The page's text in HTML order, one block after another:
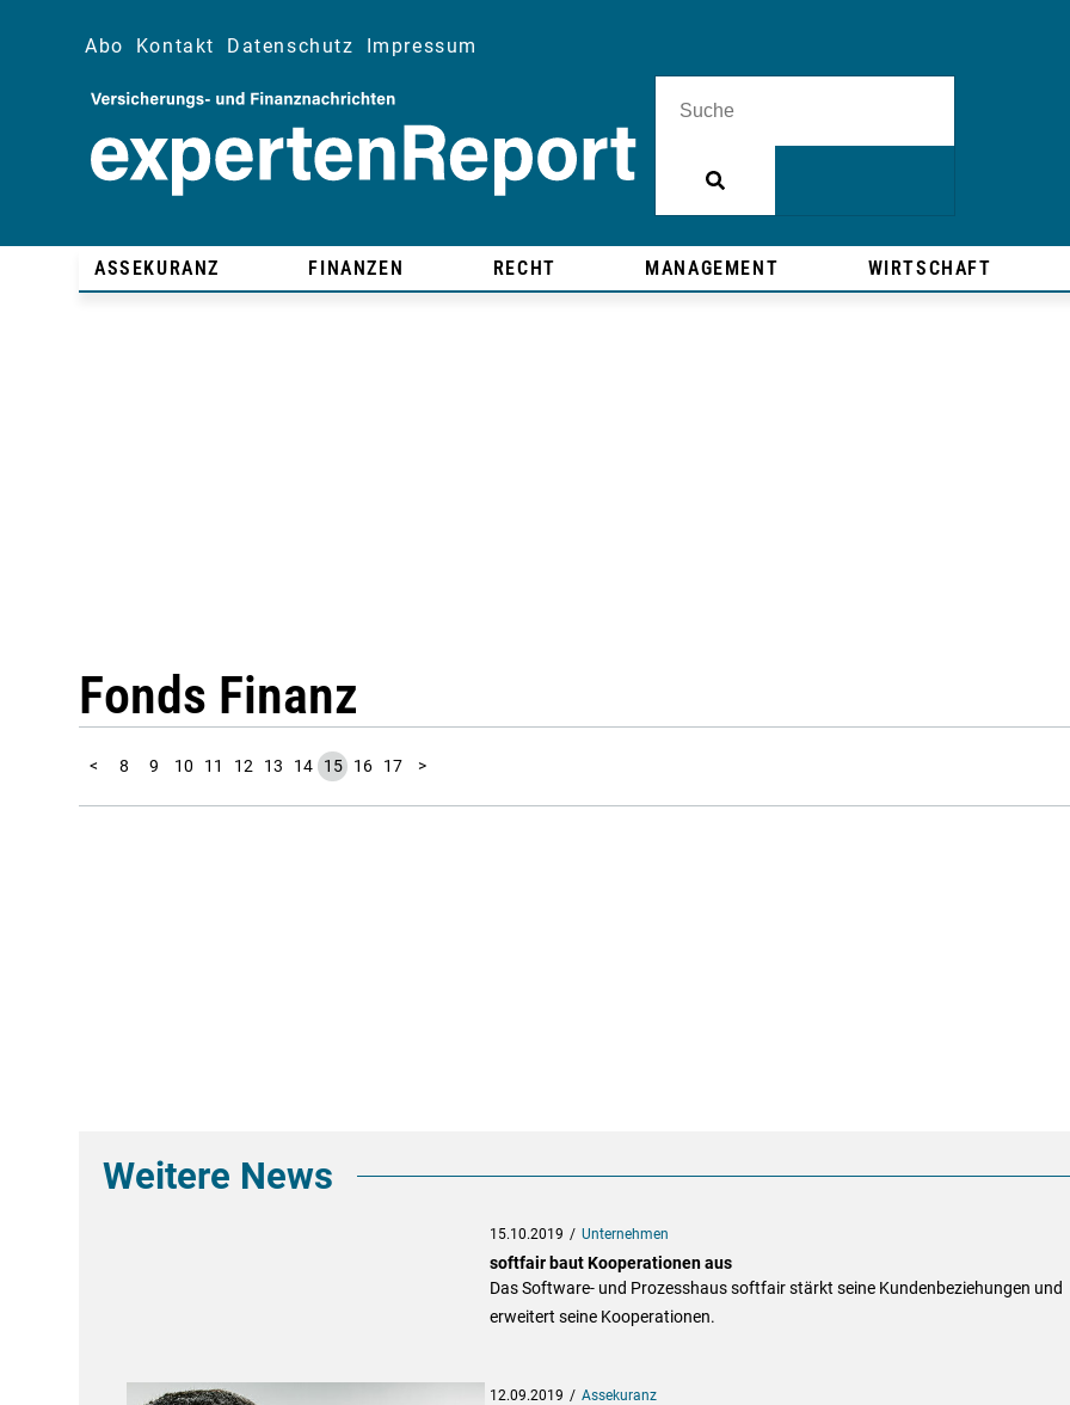
Abo Kontakt Datenschutz Impressum
ASSEKURANZ FINANZEN RECHT MANAGEMENT WIRTSCHAFT
Fonds Finanz
<
1
2
3
4
5
6
7 8 9 10 11 12 13 14 15 16 17 >
Weitere News
15.10.2019 Unternehmen
softfair baut Kooperationen aus
Das Software- und Prozesshaus softfair stärkt seine Kundenbeziehungen und
erweitert seine Kooperationen.
12.09.2019 Assekuranz